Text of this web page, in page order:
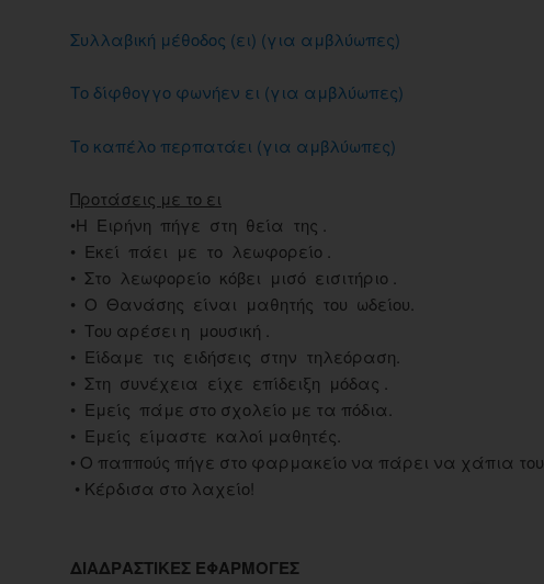
Συλλαβική μέθοδος (ει) (για αμβλύωπες)
Το δίφθογγο φωνήεν ει (για αμβλύωπες)
Το καπέλο περπατάει (για αμβλύωπες)
Προτάσεις με το ει
•Η Ειρήνη πήγε στη θεία της .
• Εκεί πάει με το λεωφορείο .
• Στο λεωφορείο κόβει μισό εισιτήριο .
• Ο Θανάσης είναι μαθητής του ωδείου.
• Του αρέσει η μουσική .
• Είδαμε τις ειδήσεις στην τηλεόραση.
• Στη συνέχεια είχε επίδειξη μόδας .
• Εμείς πάμε στο σχολείο με τα πόδια.
• Εμείς είμαστε καλοί μαθητές.
• Ο παππούς πήγε στο φαρμακείο να πάρει να χάπια του.
• Κέρδισα στο λαχείο!
ΔΙΑΔΡΑΣΤΙΚΕΣ ΕΦΑΡΜΟΓΕΣ